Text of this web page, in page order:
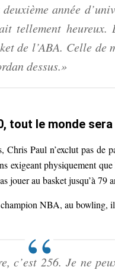
année
tellement heureux.
de l’ABA. Celle
dessus.»
tout le monde
Paul n’exclut pas de
exigeant physiquement
jouer au basket jusqu’à
NBA, au bowling,
c’est 256. Je ne